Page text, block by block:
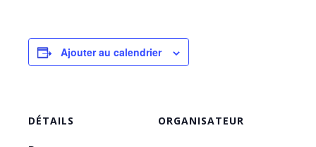
Ajouter au calendrier
DÉTAILS ORGANISATEUR